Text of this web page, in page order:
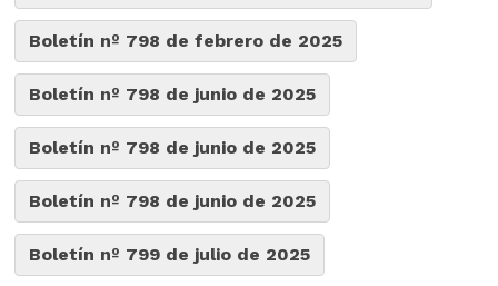
Boletín nº 798 de febrero de 2025
Boletín nº 798 de junio de 2025
Boletín nº 798 de junio de 2025
Boletín nº 798 de junio de 2025
Boletín nº 799 de julio de 2025